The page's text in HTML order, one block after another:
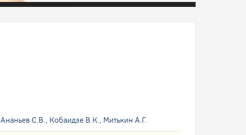
Ананьев С.В., Кобаидзе В.К., Митькин А.Г.